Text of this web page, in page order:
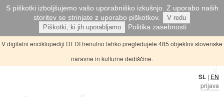
S piškotki izboljšujemo vašo uporabniško izkušnjo. Z uporabo naših
storitev se strinjate z uporabo piškotkov.
V redu
Piškotki, ki jih uporabljamo
Politika zasebnosti
V digitalni enciklopediji DEDI trenutno lahko pregledujete 485 objektov slovenske
naravne in kulturne dediščine.
SL | EN
prijava